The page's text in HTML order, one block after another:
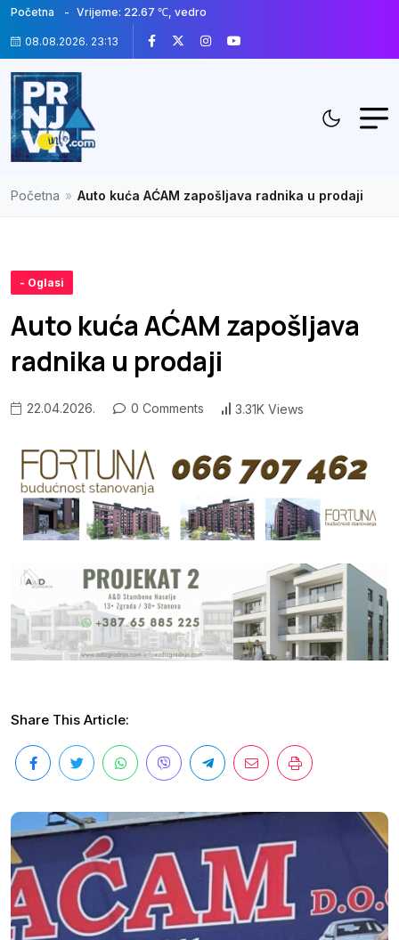
Početna Vrijeme: 22.67 ℃, vedro
08.08.2026. 23:13
Početna » Auto kuća AĆAM zapošljava radnika u prodaji
- Oglasi
Auto kuća AĆAM zapošljava
radnika u prodaji
22.04.2026. 0 Comments 3.31K Views
Share This Article: